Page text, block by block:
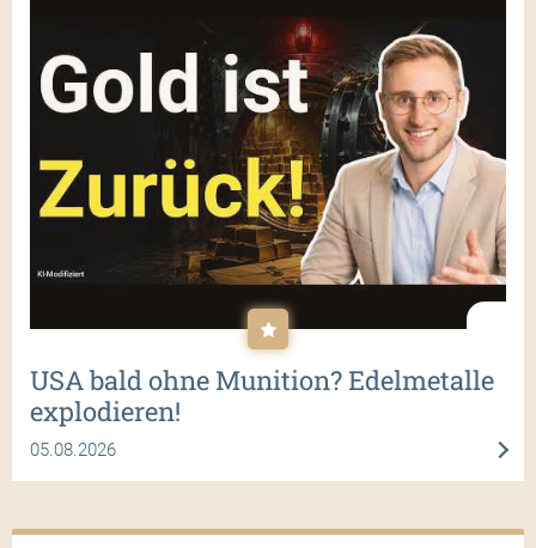
USA bald ohne Munition? Edelmetalle
explodieren!
05.08.2026